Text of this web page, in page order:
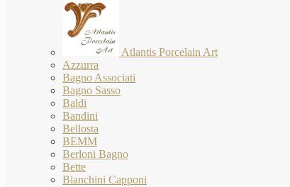
Atlantis Porcelain Art
Azzurra
Bagno Associati
Bagno Sasso
Baldi
Bandini
Bellosta
BEMM
Berloni Bagno
Bette
Bianchini Capponi